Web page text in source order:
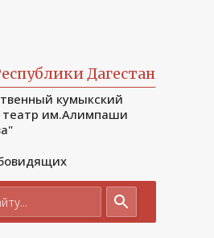
Дагестан
кумыкский
театр им.Алимпаши